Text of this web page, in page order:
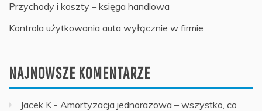
Przychody i koszty – księga handlowa
Kontrola użytkowania auta wyłącznie w firmie
NAJNOWSZE KOMENTARZE
Jacek K- Amortyzacja jednorazowa – wszystko, co